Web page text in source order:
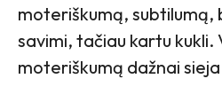
moteriškumą, subtilumą,
savimi, tačiau kartu kukli.
moteriškumą dažnai